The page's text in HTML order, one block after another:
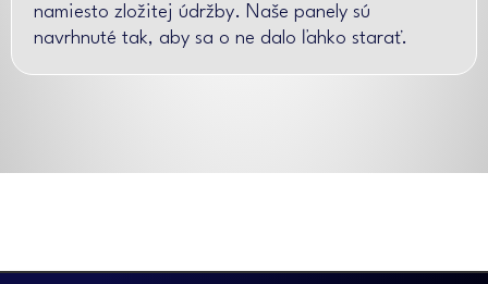
namiesto zložitej údržby. Naše panely sú
navrhnuté tak, aby sa o ne dalo ľahko starať.